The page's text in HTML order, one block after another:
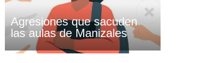
Agresiones que sacuden
las aulas de Manizales